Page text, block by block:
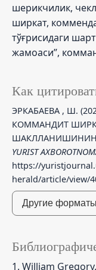
шерикчилик,
ширкат,
тўғрисидаги
жамоаси”,
Как
ЭРКАБАЕВА , Ш.
КОММАНДИТ
YURIST
https://
herald/article/view/
Другие
1. William